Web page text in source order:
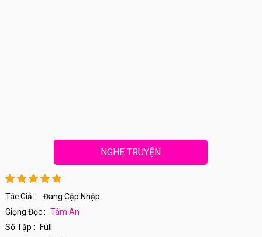
NGHE TRUYỆN
Tác Giả :
Đang Cập Nhập
Giọng Đọc : Tâm An
Số Tập :
Full